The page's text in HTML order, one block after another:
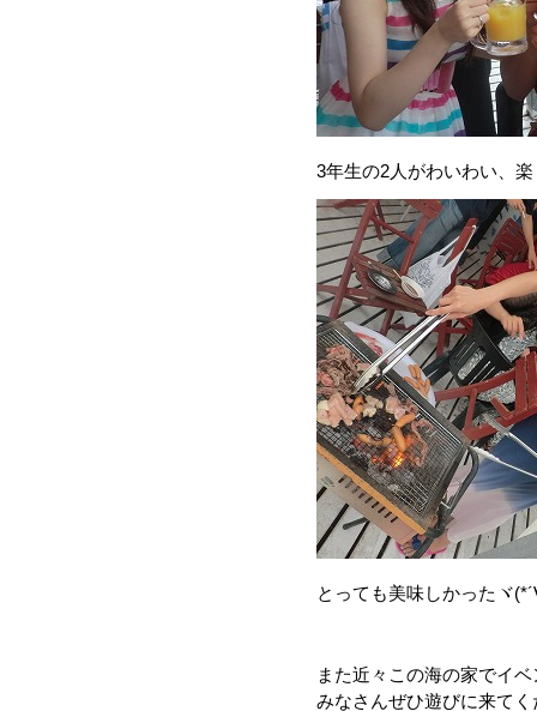
3年生の2人がわいわい、
とっても美味しかった ヾ
また近々この海の家でイ
みなさんぜひ遊びに来て